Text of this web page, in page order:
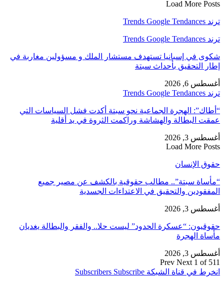
Load More Posts
ترند Trends Google Tendances
ترند Trends Google Tendances
شكوى في إسبانيا تستهدف مستشار الملك و مسؤولين مغاربة في
إطار التحقيق بأحداث سبتة
أغسطس 6, 2026
ترند Trends Google Tendances
“أطاك”: الهجرة الجماعية نحو سبتة أكدت فشل السياسات التي
عمقت البطالة والهشاشة وراكمت الثروة في يد أقلية
أغسطس 3, 2026
Load More Posts
حقوق الإنسان
“مأساة سبتة”.. مطالب حقوقية بالكشف عن مصير جميع
المفقودين والتحقيق في الاعتداءات الجسدية
أغسطس 3, 2026
حقوقيون: “عسكرة الحدود” ليست حلا.. والفقر والبطالة يغديان
مأساة الهجرة
أغسطس 3, 2026
Prev Next 1 of 511
انخرط في قناة الشبكة
Subscribers Subscribe